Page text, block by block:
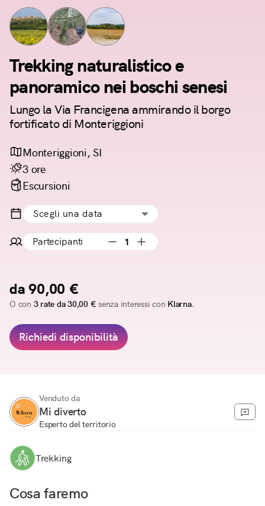
Venduto da
Mi diverto
Esperto del territorio
Trekking
Cosa faremo
Trekking naturalistico e
panoramico nei boschi senesi
Lungo la Via Francigena ammirando il borgo
fortificato di Monteriggioni
Monteriggioni, SI
3 ore
Escursioni
Scegli una data
Partecipanti 1
da 90,00 €
O con 3 rate da 30,00 € senza interessi con Klarna.
Richiedi disponibilità